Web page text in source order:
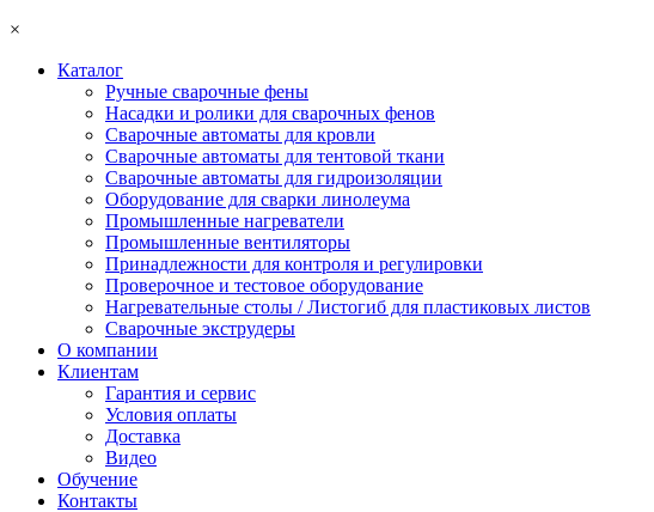
×
Каталог
Ручные сварочные фены
Насадки и ролики для сварочных фенов
Сварочные автоматы для кровли
Сварочные автоматы для тентовой ткани
Сварочные автоматы для гидроизоляции
Оборудование для сварки линолеума
Промышленные нагреватели
Промышленные вентиляторы
Принадлежности для контроля и регулировки
Проверочное и тестовое оборудование
Нагревательные столы / Листогиб для пластиковых листов
Сварочные экструдеры
О компании
Клиентам
Гарантия и сервис
Условия оплаты
Доставка
Видео
Обучение
Контакты